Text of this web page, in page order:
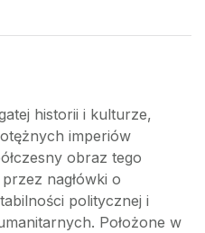
historii i kulturze,
imperiów
obraz tego
nagłówki o
politycznej i
Położone w